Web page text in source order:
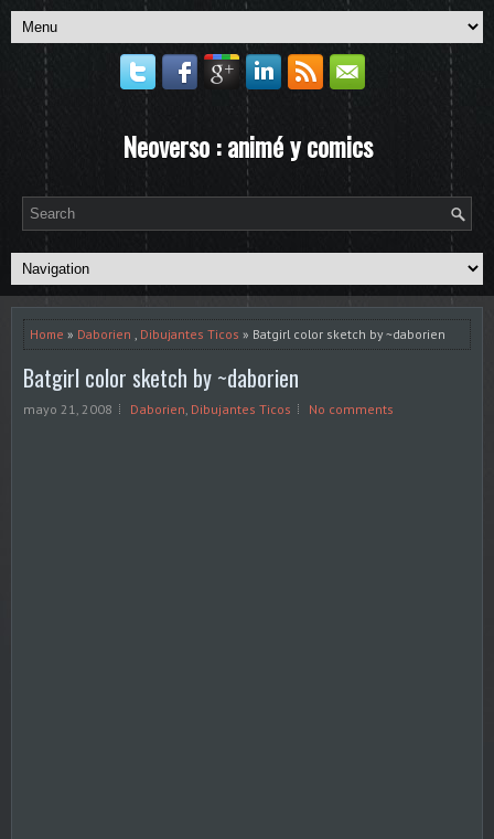
Neoverso : animé y comics
Home » Daborien , Dibujantes Ticos » Batgirl color sketch by ~daborien
Batgirl color sketch by ~daborien
mayo 21, 2008 Daborien, Dibujantes Ticos No comments